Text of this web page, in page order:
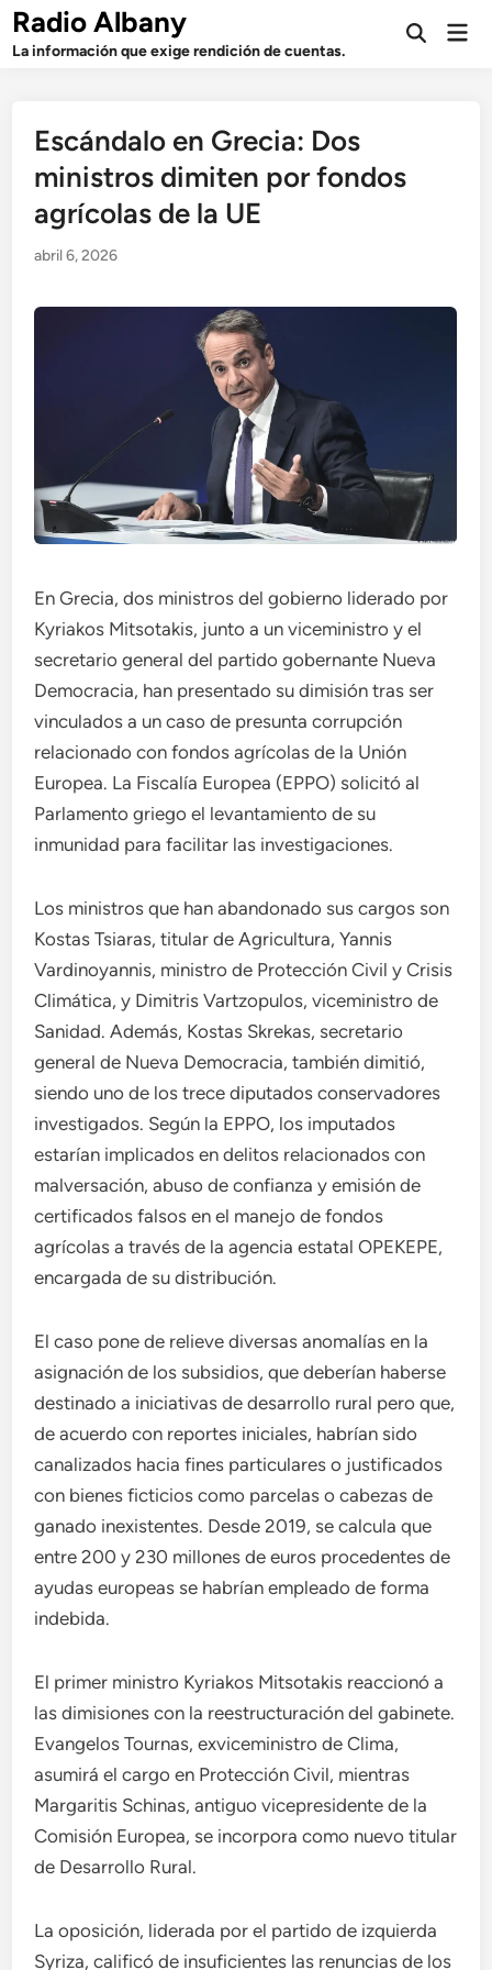
Saltar
contenido
Radio Albany
La información que exige rendición de cuentas.
Abrir
Escándalo en Grecia: Dos
ministros dimiten por fondos
agrícolas de la UE
abril 6, 2026
En Grecia, dos ministros del gobierno liderado por
Kyriakos Mitsotakis, junto a un viceministro y el
secretario general del partido gobernante Nueva
Democracia, han presentado su dimisión tras ser
vinculados a un caso de presunta corrupción
relacionado con fondos agrícolas de la Unión
Europea. La Fiscalía Europea (EPPO) solicitó al
Parlamento griego el levantamiento de su
inmunidad para facilitar las investigaciones.
Los ministros que han abandonado sus cargos son
Kostas Tsiaras, titular de Agricultura, Yannis
Vardinoyannis, ministro de Protección Civil y Crisis
Climática, y Dimitris Vartzopulos, viceministro de
Sanidad. Además, Kostas Skrekas, secretario
general de Nueva Democracia, también dimitió,
siendo uno de los trece diputados conservadores
investigados. Según la EPPO, los imputados
estarían implicados en delitos relacionados con
malversación, abuso de confianza y emisión de
certificados falsos en el manejo de fondos
agrícolas a través de la agencia estatal OPEKEPE,
encargada de su distribución.
El caso pone de relieve diversas anomalías en la
asignación de los subsidios, que deberían haberse
destinado a iniciativas de desarrollo rural pero que,
de acuerdo con reportes iniciales, habrían sido
canalizados hacia fines particulares o justificados
con bienes ficticios como parcelas o cabezas de
ganado inexistentes. Desde 2019, se calcula que
entre 200 y 230 millones de euros procedentes de
ayudas europeas se habrían empleado de forma
indebida.
El primer ministro Kyriakos Mitsotakis reaccionó a
las dimisiones con la reestructuración del gabinete.
Evangelos Tournas, exviceministro de Clima,
asumirá el cargo en Protección Civil, mientras
Margaritis Schinas, antiguo vicepresidente de la
Comisión Europea, se incorpora como nuevo titular
de Desarrollo Rural.
La oposición, liderada por el partido de izquierda
Syriza, calificó de insuficientes las renuncias de los